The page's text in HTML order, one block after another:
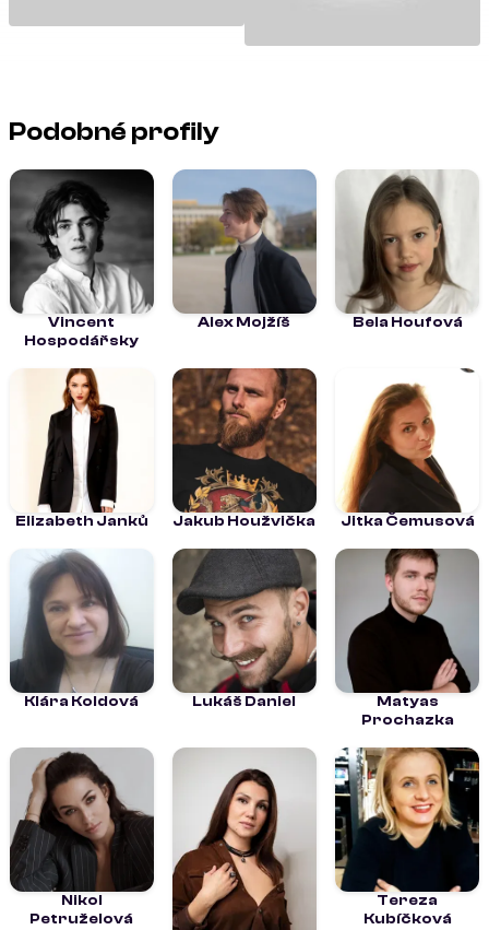
Podobné profily
Vincent
Hospodářsky
Alex Mojžíš Bela Houfová
Elizabeth Janků Jakub Houžvička Jitka Čemusová
Klára Koldová Lukáš Daniel
Matyas
Prochazka
Nikol
Petruželová
Tereza
Kubíčková